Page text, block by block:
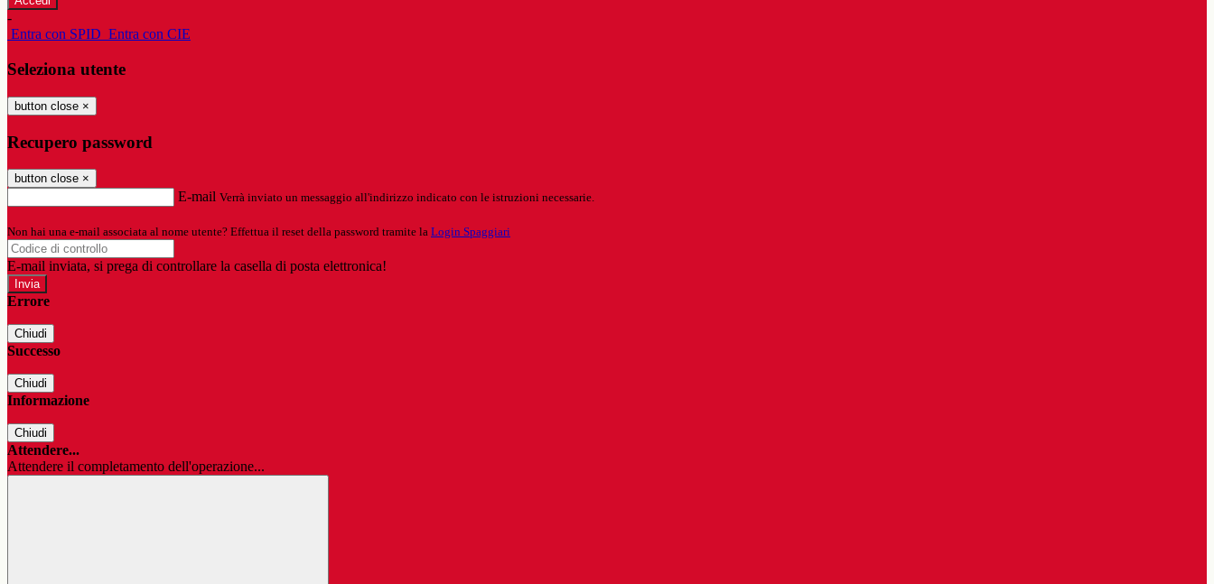
-
Entra con SPID Entra con CIE
Seleziona utente
button close ×
Recupero password
button close ×
E-mail Verrà inviato un messaggio all'indirizzo indicato con le istruzioni necessarie.
Non hai una e-mail associata al nome utente? Effettua il reset della password tramite la Login Spaggiari
E-mail inviata, si prega di controllare la casella di posta elettronica!
Errore
Chiudi
Successo
Chiudi
Informazione
Chiudi
Attendere...
Attendere il completamento dell'operazione...